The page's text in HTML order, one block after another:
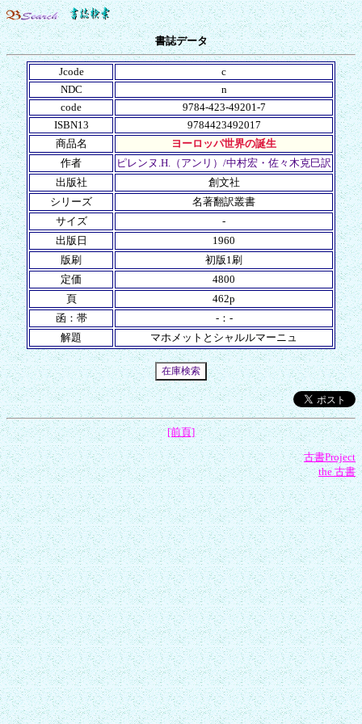
書誌データ
Jcode
c
NDC
n
code
9784-423-49201-7
ISBN13
9784423492017
商品名
ヨーロッパ世界の誕生
作者
ピレンヌ.H.（アンリ）/中村宏・佐々木克巳訳
出版社
創文社
シリーズ
名著翻訳叢書
サイズ
-
出版日
1960
版刷
初版1刷
定価
4800
頁
462p
函：帯
-：-
解題
マホメットとシャルルマーニュ
[前頁]
古書Project
the 古書